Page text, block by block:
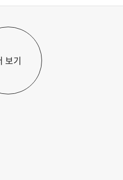
보기